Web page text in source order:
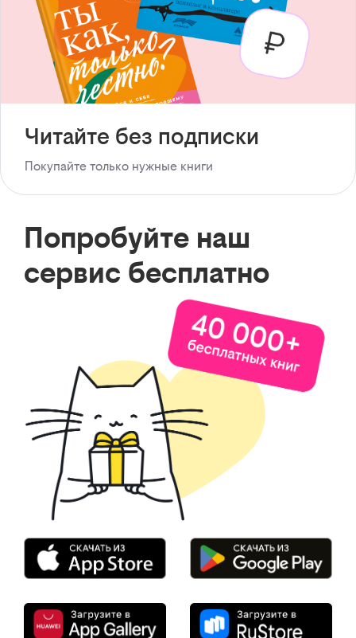
Читайте без подписки
Покупайте только нужные книги
Попробуйте наш
сервис бесплатно